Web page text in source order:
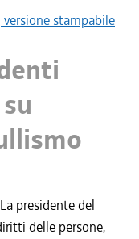
versione stampabile
presidente del
delle persone,